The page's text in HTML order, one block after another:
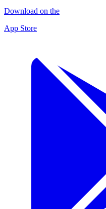
Download on the
App Store